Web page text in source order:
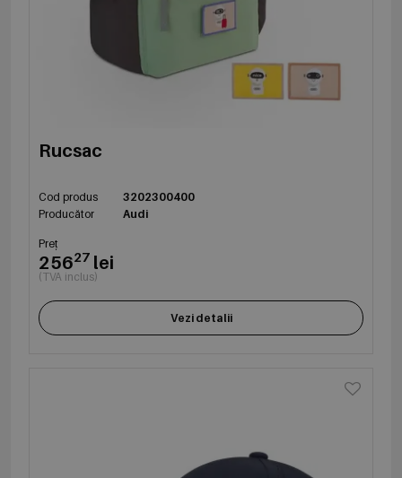
Rucsac
Cod produs
3202300400
Producător
Audi
Preț
25627 lei
(TVA inclus)
Vezi detalii